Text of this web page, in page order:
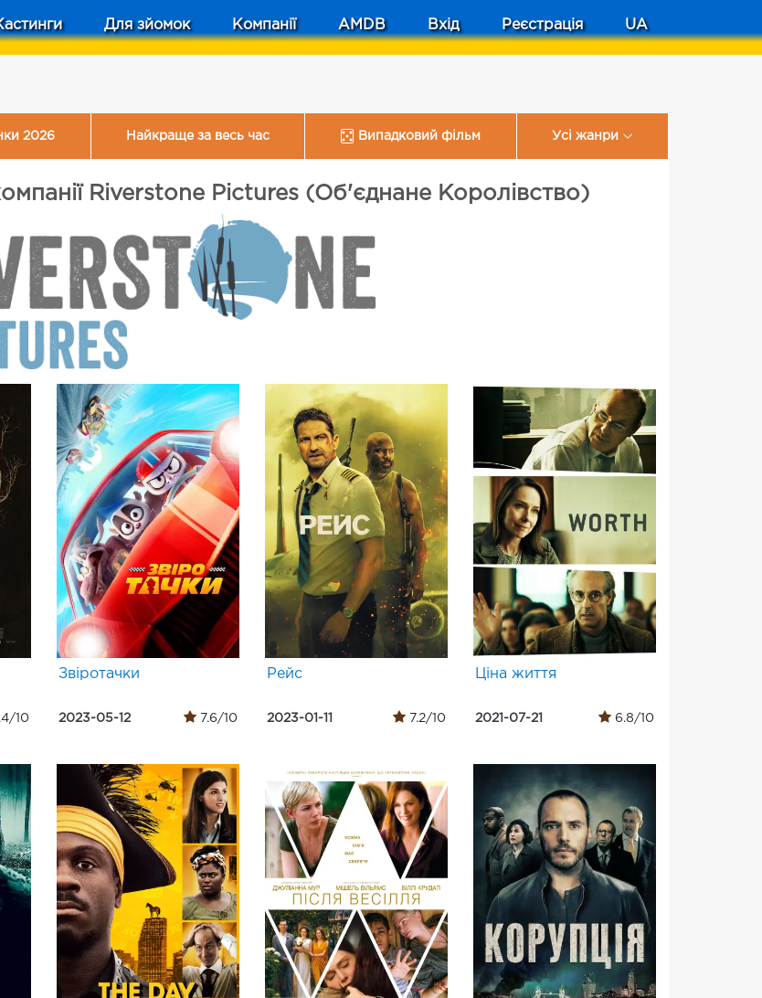
Для зйомок Компанії AMDB Вхід Реєстрація UA
2026 Найкраще за весь час Випадковий фільм Усі жанри
Riverstone Pictures (Об'єднане Королівство)
10
Звіротачки
2023-05-12 7.6/10
Рейс
2023-01-11 7.2/10
Ціна життя
2021-07-21 6.8/10